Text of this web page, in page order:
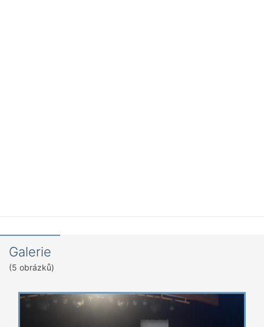
Galerie
(5 obrázků)